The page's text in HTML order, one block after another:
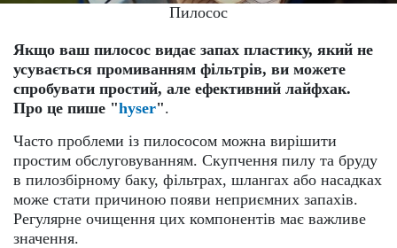
Пилосос
Якщо ваш пилосос видає запах пластику, який не
усувається промиванням фільтрів, ви можете
спробувати простий, але ефективний лайфхак.
Про це пише "hyser".
Часто проблеми із пилососом можна вирішити
простим обслуговуванням. Скупчення пилу та бруду
в пилозбірному баку, фільтрах, шлангах або насадках
може стати причиною появи неприємних запахів.
Регулярне очищення цих компонентів має важливе
значення.